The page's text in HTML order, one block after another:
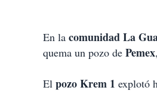
En la comunidad La
quema un pozo de Pemex
El pozo Krem 1 explotó